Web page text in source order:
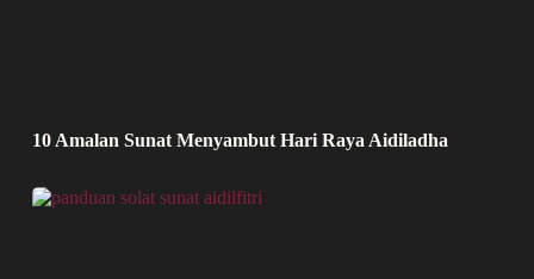
10 Amalan Sunat Menyambut Hari Raya Aidiladha